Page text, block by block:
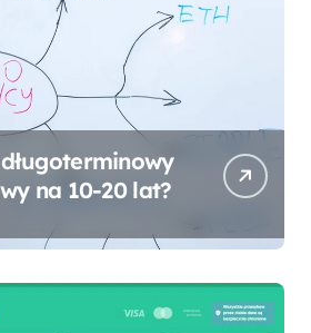
na 10-20 lat?